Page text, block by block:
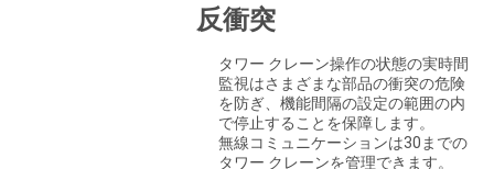
反衝突
タワー クレーン操作の状態の実時間
監視はさまざまな部品の衝突の危険
を防ぎ、機能間隔の設定の範囲の内
で停止することを保障します。
無線コミュニケーションは30までの
タワー クレーンを管理できます。